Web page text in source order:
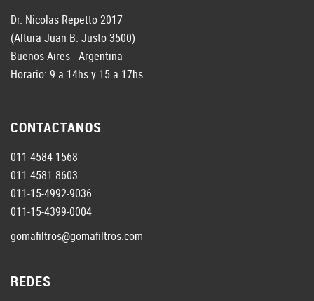
Dr. Nicolas Repetto 2017
(Altura Juan B. Justo 3500)
Buenos Aires - Argentina
Horario: 9 a 14hs y 15 a 17hs
CONTACTANOS
011-4584-1568
011-4581-8603
011-15-4992-9036
011-15-4399-0004
gomafiltros@gomafiltros.com
REDES